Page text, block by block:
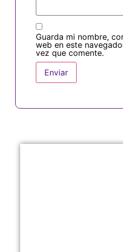
Guarda mi nombre,
web en este
vez que comente.